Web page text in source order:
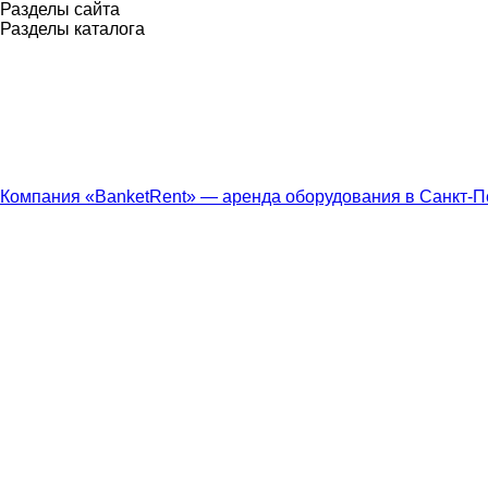
Разделы сайта
Разделы каталога
Компания «BanketRent» — аренда оборудования в Санкт-